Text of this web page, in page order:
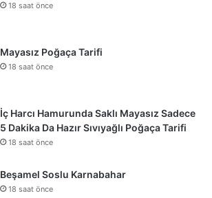
18 saat önce
Mayasız Poğaça Tarifi
18 saat önce
İç Harcı Hamurunda Saklı Mayasız Sadece
5 Dakika Da Hazır Sıvıyağlı Poğaça Tarifi
18 saat önce
Beşamel Soslu Karnabahar
18 saat önce